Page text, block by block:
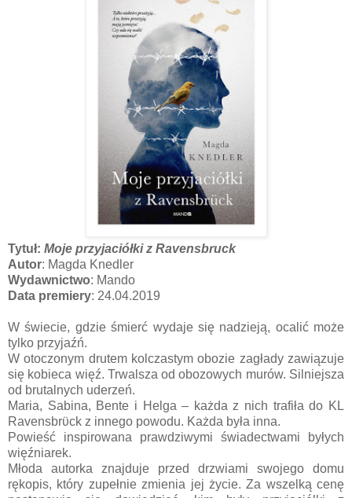
Tytuł: Moje przyjaciółki z Ravensbruck
Autor: Magda Knedler
Wydawnictwo: Mando
Data premiery: 24.04.2019
W świecie, gdzie śmierć wydaje się nadzieją, ocalić może
tylko przyjaźń.
W otoczonym drutem kolczastym obozie zagłady zawiązuje
się kobieca więź. Trwalsza od obozowych murów. Silniejsza
od brutalnych uderzeń.
Maria, Sabina, Bente i Helga – każda z nich trafiła do KL
Ravensbrϋck z innego powodu. Każda była inna.
Powieść inspirowana prawdziwymi świadectwami byłych
więźniarek.
Młoda autorka znajduje przed drzwiami swojego domu
rękopis, który zupełnie zmienia jej życie. Za wszelką cenę